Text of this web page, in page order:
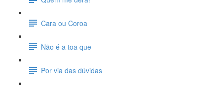
Cara ou Coroa
Não é a toa que
Por via das dúvidas